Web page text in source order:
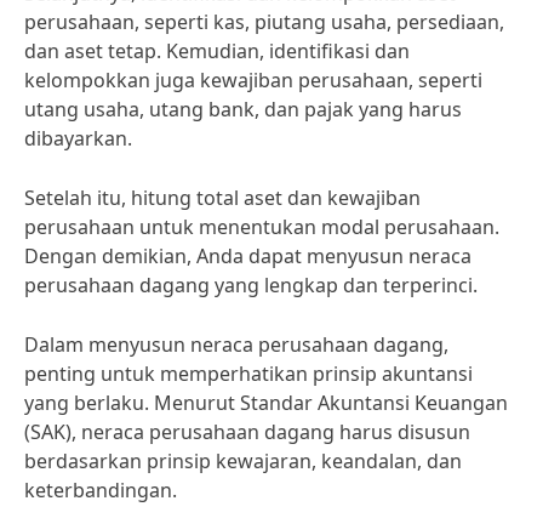
perusahaan, seperti kas, piutang usaha, persediaan,
dan aset tetap. Kemudian, identifikasi dan
kelompokkan juga kewajiban perusahaan, seperti
utang usaha, utang bank, dan pajak yang harus
dibayarkan.
Setelah itu, hitung total aset dan kewajiban
perusahaan untuk menentukan modal perusahaan.
Dengan demikian, Anda dapat menyusun neraca
perusahaan dagang yang lengkap dan terperinci.
Dalam menyusun neraca perusahaan dagang,
penting untuk memperhatikan prinsip akuntansi
yang berlaku. Menurut Standar Akuntansi Keuangan
(SAK), neraca perusahaan dagang harus disusun
berdasarkan prinsip kewajaran, keandalan, dan
keterbandingan.